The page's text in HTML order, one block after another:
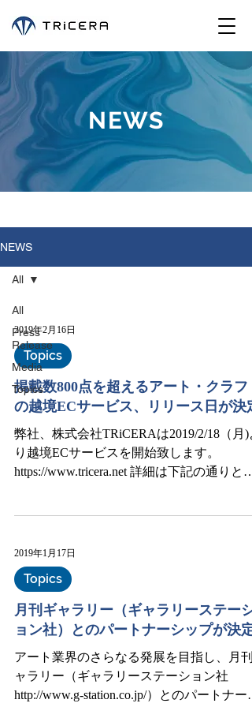
NEWS
NEWS
All
Press
Release
Media
Topics
All
2019年2月16日
Topics
掲載数800点を超えるアート・クラフ
の越境ECサービス、リリース日が決定
弊社、株式会社TRiCERAは2019/2/18（月)
り越境ECサービスを開始致します。
https://www.tricera.net 詳細は下記の通りとな
2019年1月17日
Topics
月刊ギャラリー（ギャラリーステーシ
ョン社）とのパートナーシップが決定
アート業界のさらなる発展を目指し、月刊
ャラリー（ギャラリーステーション社
http://www.g-station.co.jp/）とのパートナー